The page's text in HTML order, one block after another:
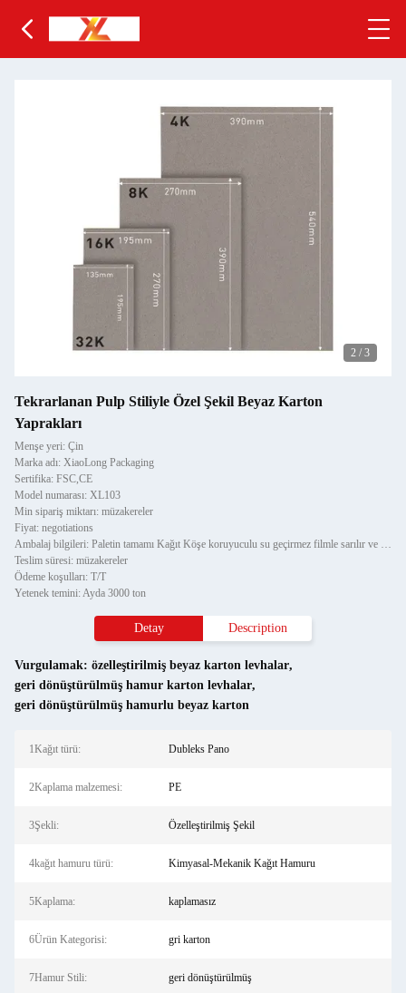
2 / 3
Tekrarlanan Pulp Stiliyle Özel Şekil Beyaz Karton
Yaprakları
Menşe yeri: Çin
Marka adı: XiaoLong Packaging
Sertifika: FSC,CE
Model numarası: XL103
Min sipariş miktarı: müzakereler
Fiyat: negotiations
Ambalaj bilgileri: Paletin tamamı Kağıt Köşe koruyuculu su geçirmez filmle sarılır ve iki parça çelik şeritle sabitleni
Teslim süresi: müzakereler
Ödeme koşulları: T/T
Yetenek temini: Ayda 3000 ton
Detay Description
Vurgulamak: özelleştirilmiş beyaz karton levhalar,
geri dönüştürülmüş hamur karton levhalar,
geri dönüştürülmüş hamurlu beyaz karton
1Kağıt türü: Dubleks Pano
2Kaplama malzemesi: PE
3Şekli: Özelleştirilmiş Şekil
4kağıt hamuru türü: Kimyasal-Mekanik Kağıt Hamuru
5Kaplama: kaplamasız
6Ürün Kategorisi: gri karton
7Hamur Stili: geri dönüştürülmüş